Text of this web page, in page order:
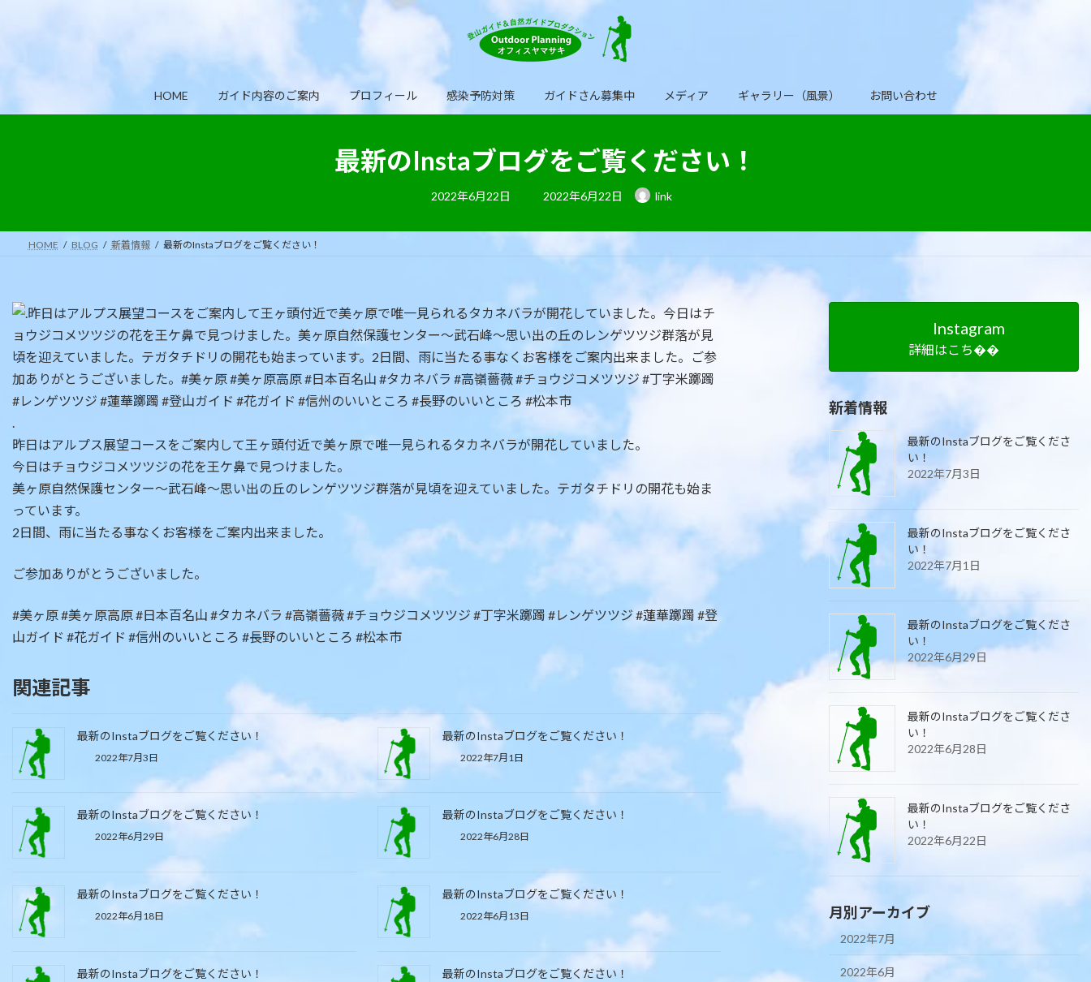
HOME ガイド内容のご案内 プロフィール 感染予防対策 ガイドさん募集中 メディア ギャラリー（風景） お問い合わせ
最新のInstaブログをご覧ください！
2022年6月22日
最
終
日
:
2022年6月22日 link
HOME BLOG 新着情報 最新のInstaブログをご覧ください！
昨日はアルプス展望コースをご案内して王ヶ頭付近で美ヶ原で唯一見られるタカネバラが開花していました。
今日はチョウジコメツツジの花を王ケ鼻で見つけました。
美ヶ原自然保護センター～武石峰～思い出の丘のレンゲツツジ群落が見頃を迎えていました。テガタチドリの開花も始ま
っています。
2日間、雨に当たる事なくお客様をご案内出来ました。
ご参加ありがとうございました。
#美ヶ原 #美ヶ原高原 #日本百名山 #タカネバラ #高嶺薔薇 #チョウジコメツツジ #丁字米躑躅 #レンゲツツジ #蓮華躑躅 #登
山ガイド #花ガイド #信州のいいところ #長野のいいところ #松本市
関連記事
最新のInstaブログをご覧ください！
2022年7月3日
最新のInstaブログをご覧ください！
2022年7月1日
最新のInstaブログをご覧ください！
2022年6月29日
最新のInstaブログをご覧ください！
2022年6月28日
最新のInstaブログをご覧ください！
2022年6月18日
最新のInstaブログをご覧ください！
2022年6月13日
最新のInstaブログをご覧ください！ 最新のInstaブログをご覧ください！
Instagram
詳細はこち��
新着情報
最新のInstaブログをご覧くださ
い！
2022年7月3日
最新のInstaブログをご覧くださ
い！
2022年7月1日
最新のInstaブログをご覧くださ
い！
2022年6月29日
最新のInstaブログをご覧くださ
い！
2022年6月28日
最新のInstaブログをご覧くださ
い！
2022年6月22日
月別アーカイブ
2022年7月
2022年6月